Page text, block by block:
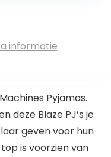
informatie
Pyjamas.
deze Blaze PJ’s je
geven voor hun
is voorzien van